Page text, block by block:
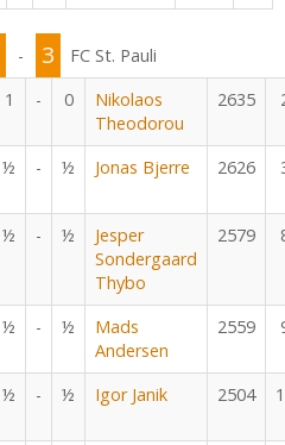
- 3
FC St. Pauli
1 - 0
Nikolaos
Theodorou
2635
½ - ½ Jonas Bjerre 2626
½ - ½
Jesper
Sondergaard
Thybo
2579
½ - ½
Mads
Andersen
2559
½ - ½ Igor Janik 2504